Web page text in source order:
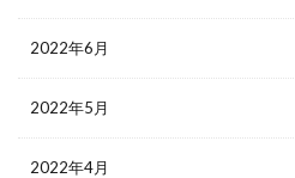
2022年6月
2022年5月
2022年4月